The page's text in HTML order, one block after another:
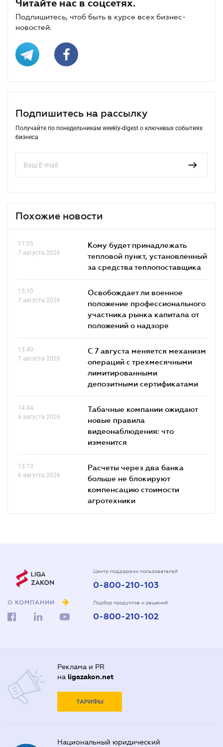
Читайте нас в соцсетях.
Подпишитесь, чтоб быть в курсе всех бизнес-
новостей.
Подпишитесь на рассылку
Получайте по понедельникам weekly-digest о ключевых событиях
бизнеса
Похожие новости
17.05
7 августа 2026
Кому будет принадлежать
тепловой пункт, установленный
за средства теплопоставщика
15.10
7 августа 2026
Освобождает ли военное
положение профессионального
участника рынка капитала от
положений о надзоре
13.40
7 августа 2026
С 7 августа меняется механизм
операций с трехмесячными
лимитированными
депозитными сертификатами
14.04
6 августа 2026
Табачные компании ожидают
новые правила
видеонаблюдения: что
изменится
13.13
6 августа 2026
Расчеты через два банка
больше не блокируют
компенсацию стоимости
агротехники
О КОМПАНИИ
Центр поддержки пользователей
0-800-210-103
Подбор продуктов и решений
0-800-210-102
Реклама и PR
на ligazakon.net
ТАРИФЫ
Национальный юридический